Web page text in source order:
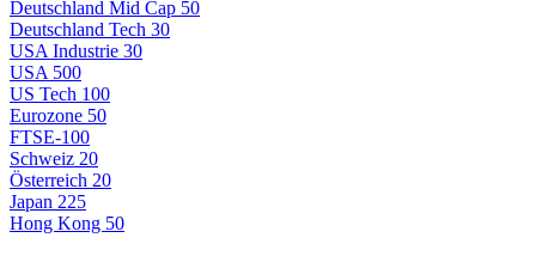
Deutschland Mid Cap 50
Deutschland Tech 30
USA Industrie 30
USA 500
US Tech 100
Eurozone 50
FTSE-100
Schweiz 20
Österreich 20
Japan 225
Hong Kong 50